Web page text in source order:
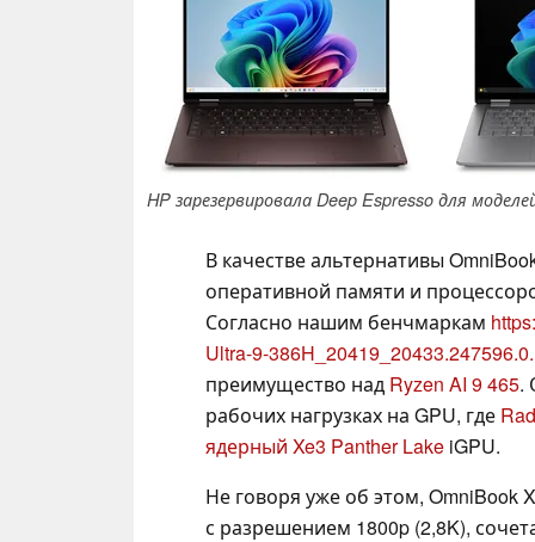
HP зарезервировала Deep Espresso для
В качестве альтернативы
оперативной памяти и
Согласно нашим бенчмаркам
Ultra-9-
преимущество над Ryzen AI 9 465.
рабочих нагрузках на GPU, где
ядерный Xe3 Panther Lake iGPU.
Не говоря уже об этом,
с разрешением 1800p (2,8K),